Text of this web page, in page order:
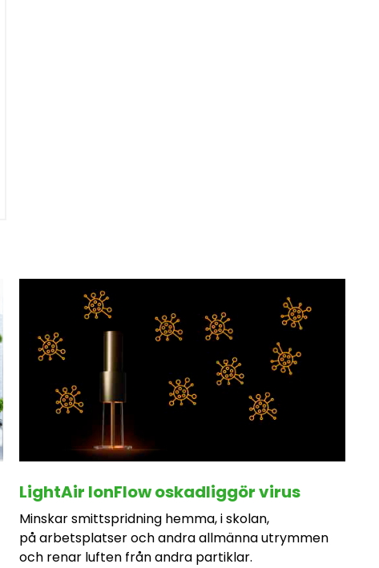
LightAir IonFlow oskadliggör virus
Minskar smittspridning hemma, i skolan,
på arbetsplatser och andra allmänna utrymmen
och renar luften från andra partiklar.